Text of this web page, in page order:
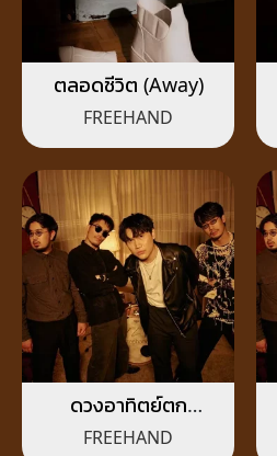
ตลอดชีวิต (Away)
FREEHAND
ดวงอาทิตย์ตก
(Sunset)
FREEHAND